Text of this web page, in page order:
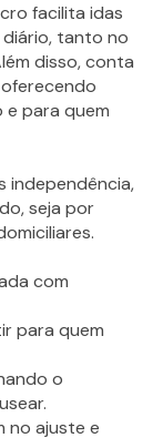
facilita idas
diário, tanto no
disso, conta
para quem
independência,
seja por
com
para quem
o
no ajuste e